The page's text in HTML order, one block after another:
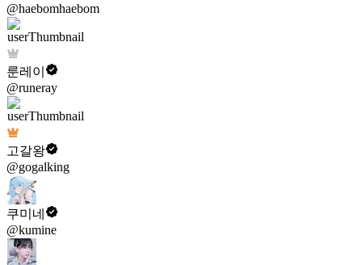
@haebomhaebom
룬레이
@runeray
고갈왕
@gogalking
쿠미네
@kumine